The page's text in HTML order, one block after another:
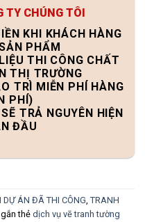
TY CHÚNG TÔI
KHI KHÁCH HÀNG
PHẨM
THI CÔNG CHẤT
THỊ TRƯỜNG
TRÌ MIỄN PHÍ HÀNG
PHÍ)
TRẢ NGUYÊN HIỆN
ĐẦU
DỰ ÁN ĐÃ THI CÔNG, TRANH
thẻ dịch vụ vẽ tranh tường